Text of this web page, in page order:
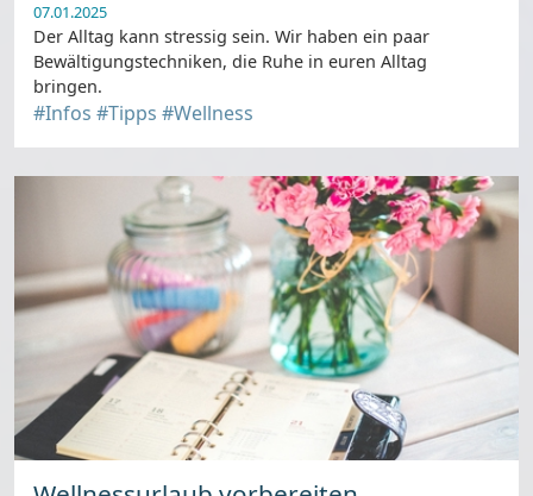
07.01.2025
Der Alltag kann stressig sein. Wir haben ein paar
Bewältigungstechniken, die Ruhe in euren Alltag
bringen.
#Infos #Tipps #Wellness